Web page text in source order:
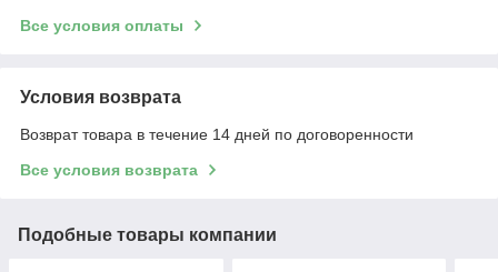
Все условия оплаты
Условия возврата
Возврат товара в течение 14 дней по договоренности
Все условия возврата
Подобные товары компании